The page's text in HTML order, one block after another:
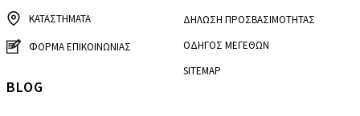
ΚΑΤΑΣΤΗΜΑΤΑ
ΦΟΡΜΑ ΕΠΙΚΟΙΝΩΝΙΑΣ
ΔΗΛΩΣΗ ΠΡΟΣΒΑΣΙΜΟΤΗΤΑΣ
ΟΔΗΓΟΣ ΜΕΓΕΘΩΝ
SITEMAP
BLOG